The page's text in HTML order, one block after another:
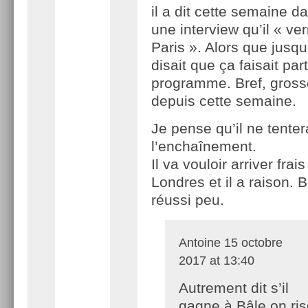
il a dit cette semaine
une interview qu’il «
Paris ». Alors que
disait que ça faisait
programme. Bref,
depuis cette semaine.
Je pense qu’il ne
l’enchaînement.
Il va vouloir arriver
Londres et il a raison.
réussi peu.
Antoine 15 octobre
2017 at 13:40
Autrement dit s’il